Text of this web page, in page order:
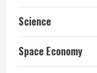
Science
Space Economy